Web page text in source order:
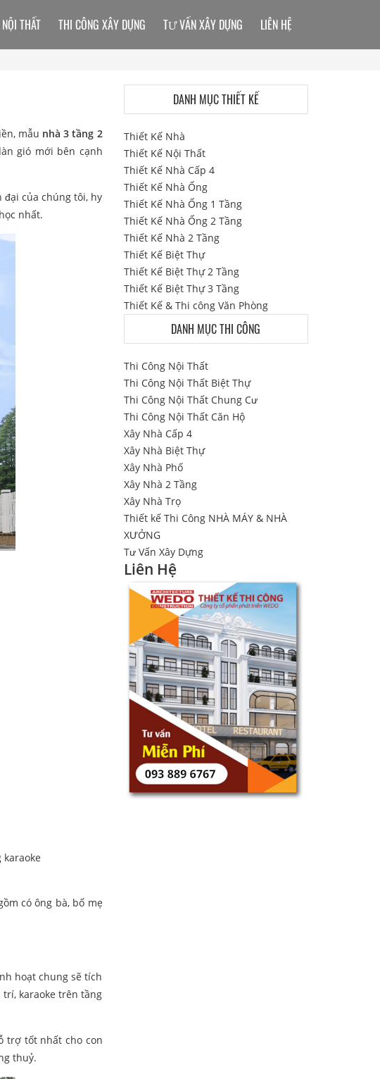
mẫu nhà 3 tầng 2
gió mới bên cạnh
của chúng tôi, hy
nhất.
có ông bà, bố mẹ
hoạt chung sẽ tích
karaoke trên tầng
trợ tốt nhất cho con
thuỷ.
THẤT THI CÔNG XÂY DỰNG TƯ VẤN XÂY DỰNG LIÊN HỆ
DANH MỤC THIẾT KẾ
Thiết Kế Nhà
Thiết Kế Nội Thất
Thiết Kế Nhà Cấp 4
Thiết Kế Nhà Ống
Thiết Kế Nhà Ống 1 Tầng
Thiết Kế Nhà Ống 2 Tầng
Thiết Kế Nhà 2 Tầng
Thiết Kế Biệt Thự
Thiết Kế Biệt Thự 2 Tầng
Thiết Kế Biệt Thự 3 Tầng
Thiết Kế & Thi công Văn Phòng
DANH MỤC THI CÔNG
Thi Công Nội Thất
Thi Công Nội Thất Biệt Thự
Thi Công Nội Thất Chung Cư
Thi Công Nội Thất Căn Hộ
Xây Nhà Cấp 4
Xây Nhà Biệt Thự
Xây Nhà Phố
Xây Nhà 2 Tầng
Xây Nhà Trọ
Thiết kế Thi Công NHÀ MÁY & NHÀ
XƯỞNG
Tư Vấn Xây Dựng
Liên Hệ